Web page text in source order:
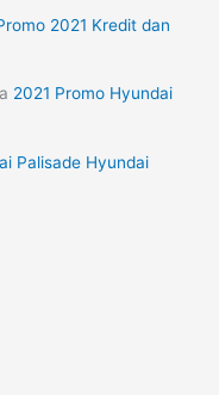
2021 Kredit dan
2021 Promo Hyundai
Palisade Hyundai